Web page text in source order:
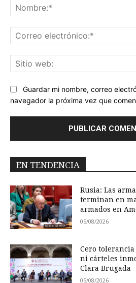
Guardar mi nombre, correo
navegador la próxima vez que
EN TENDENCIA
Rusia: Las
terminan en
armados en
05/08/2026
Cero
ni cárteles
Clara Brugada
05/08/2026